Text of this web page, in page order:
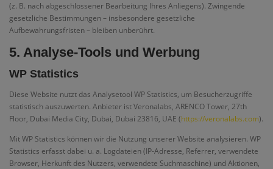
(z. B. nach abgeschlossener Bearbeitung Ihres Anliegens). Zwingende
gesetzliche Bestimmungen – insbesondere gesetzliche
Aufbewahrungsfristen – bleiben unberührt.
5. Analyse-Tools und Werbung
WP Statistics
Diese Website nutzt das Analysetool WP Statistics, um Besucherzugriffe
statistisch auszuwerten. Anbieter ist Veronalabs, ARENCO Tower, 27th
Floor, Dubai Media City, Dubai, Dubai 23816, UAE (https://veronalabs.com).
Mit WP Statistics können wir die Nutzung unserer Website analysieren. WP
Statistics erfasst dabei u. a. Logdateien (IP-Adresse, Referrer, verwendete
Browser, Herkunft des Nutzers, verwendete Suchmaschine) und Aktionen,